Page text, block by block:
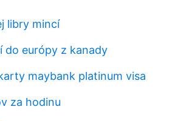
libry mincí
do európy z kanady
maybank platinum visa
za hodinu